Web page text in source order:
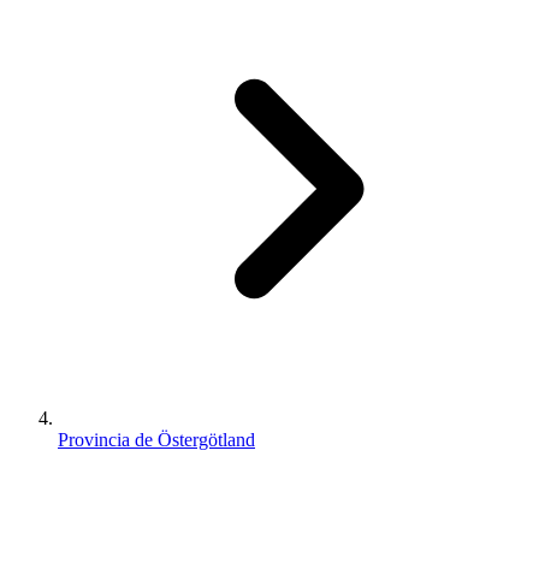
Provincia de Östergötland